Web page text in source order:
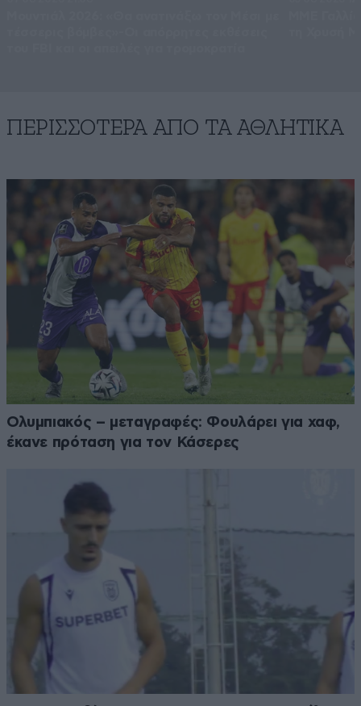
ΠΕΡΙΣΣΟΤΕΡΑ ΑΠΟ ΤA ΑΘΛΗΤΙΚΑ
Ολυμπιακός – μεταγραφές: Φουλάρει για χαφ,
έκανε πρόταση για τον Κάσερες